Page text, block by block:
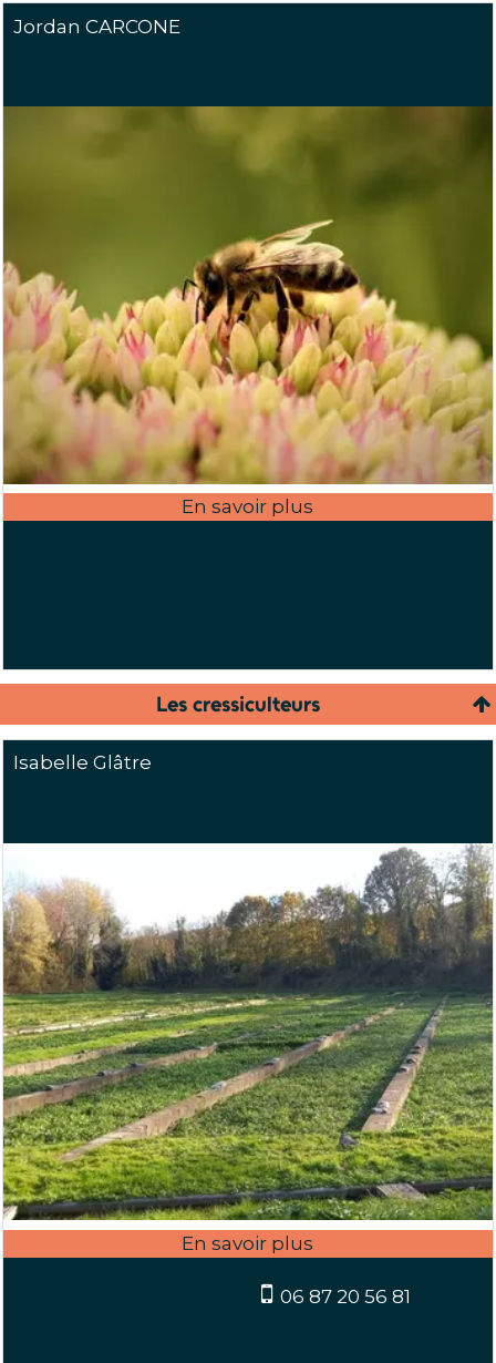
Jordan CARCONE
Les cressiculteurs
Isabelle Glâtre
06 87 20 56 81